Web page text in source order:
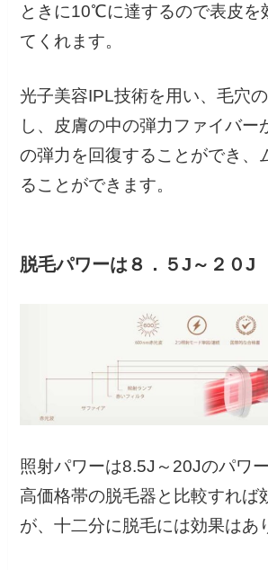
ときに10℃に達するので表皮を
てくれます。
光子美容IPL技術を用い、毛穴
し、皮膚の中の弾力ファイバー
の弾力を回復することができ、
ることができます。
脱毛パワーは８．５J～２０J
照射パワーは8.5J～20Jのパワー
高価格帯の脱毛器と比較すれば
が、十二分に脱毛には効果はあ